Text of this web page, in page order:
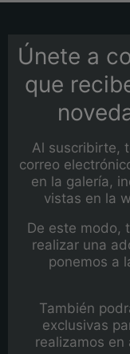
Únete a
que
Al suscribirte,
correo
en la galería,
vistas en la
De este modo,
realizar una
ponemos a
También
exclusivas
realizamos en